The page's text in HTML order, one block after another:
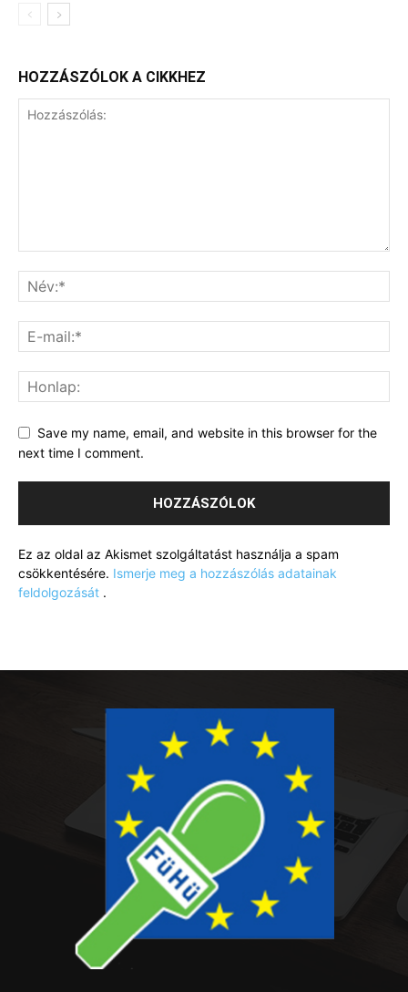
HOZZÁSZÓLOK A CIKKHEZ
Save my name, email, and website in this browser for the
next time I comment.
Ez az oldal az Akismet szolgáltatást használja a spam
csökkentésére. Ismerje meg a hozzászólás adatainak
feldolgozását .